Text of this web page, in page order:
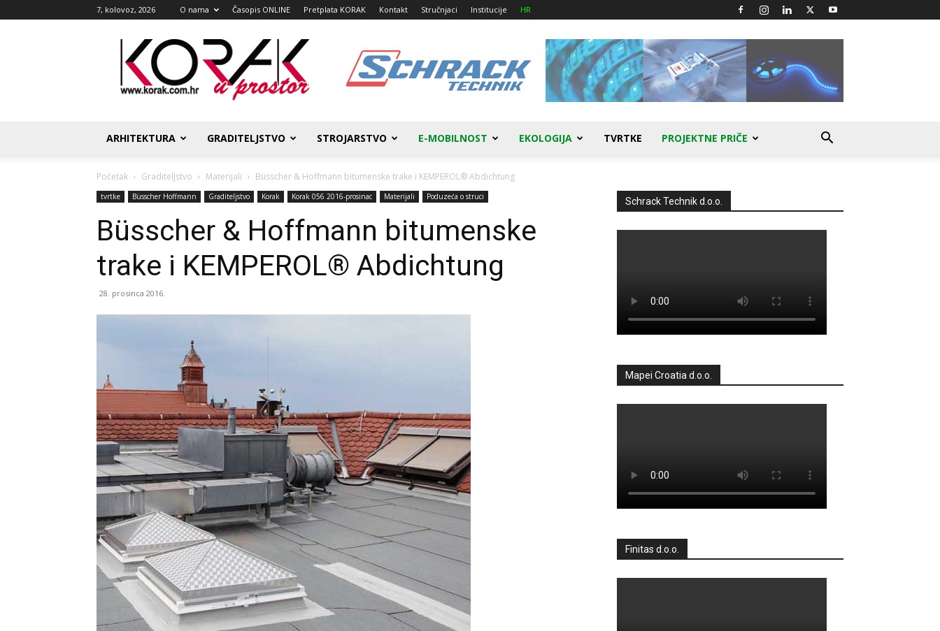
7, kolovoz, 2026 O nama Časopis ONLINE Pretplata KORAK Kontakt Stručnjaci Institucije HR
Korak
u
prostor
ARHITEKTURA GRADITELJSTVO STROJARSTVO E-MOBILNOST EKOLOGIJA TVRTKE PROJEKTNE PRIČE
Početak Graditeljstvo Materijali Büsscher & Hoffmann bitumenske trake i KEMPEROL® Abdichtung
tvrtke Büsscher Hoffmann Graditeljstvo Korak Korak 056 2016-prosinac Materijali Poduzeća o struci
Büsscher & Hoffmann bitumenske
trake i KEMPEROL® Abdichtung
28. prosinca 2016.
Schrack Technik d.o.o.
Mapei Croatia d.o.o.
Finitas d.o.o.